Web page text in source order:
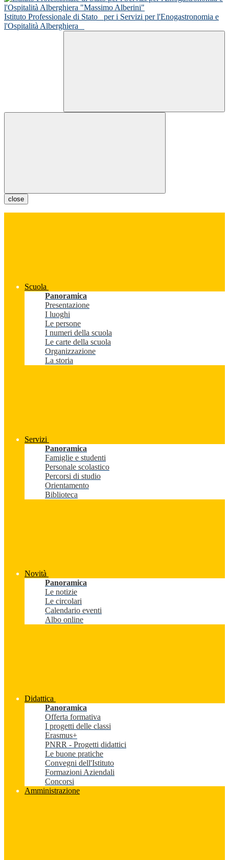
Istituto Professionale di Stato
per i Servizi per l'Enogastronomia e
l'Ospitalità Alberghiera
close
Scuola
Panoramica
Presentazione
I luoghi
Le persone
I numeri della scuola
Le carte della scuola
Organizzazione
La storia
Servizi
Panoramica
Famiglie e studenti
Personale scolastico
Percorsi di studio
Orientamento
Biblioteca
Novità
Panoramica
Le notizie
Le circolari
Calendario eventi
Albo online
Didattica
Panoramica
Offerta formativa
I progetti delle classi
Erasmus+
PNRR - Progetti didattici
Le buone pratiche
Convegni dell'Istituto
Formazioni Aziendali
Concorsi
Amministrazione